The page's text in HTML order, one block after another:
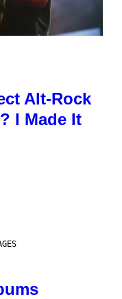
Alt-Rock
I Made It